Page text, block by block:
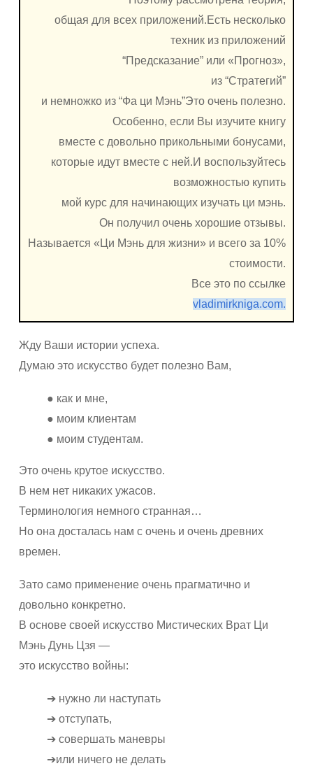
общая для всех приложений.Есть несколько
техник из приложений
“Предсказание” или «Прогноз»,
из “Стратегий”
и немножко из “Фа ци Мэнь”Это очень полезно.
Особенно, если Вы изучите книгу
вместе с довольно прикольными бонусами,
которые идут вместе с ней.И воспользуйтесь
возможностью купить
мой курс для начинающих изучать ци мэнь.
Он получил очень хорошие отзывы.
Называется «Ци Мэнь для жизни» и всего за 10%
стоимости.
Все это по ссылке
vladimirkniga.com.
Жду Ваши истории успеха.
Думаю это искусство будет полезно Вам,
● как и мне,
● моим клиентам
● моим студентам.
Это очень крутое искусство.
В нем нет никаких ужасов.
Терминология немного странная…
Но она досталась нам с очень и очень древних
времен.
Зато само применение очень прагматично и
довольно конкретно.
В основе своей искусство Мистических Врат Ци
Мэнь Дунь Цзя —
это искусство войны:
➔ нужно ли наступать
➔ отступать,
➔ совершать маневры
➔или ничего не делать